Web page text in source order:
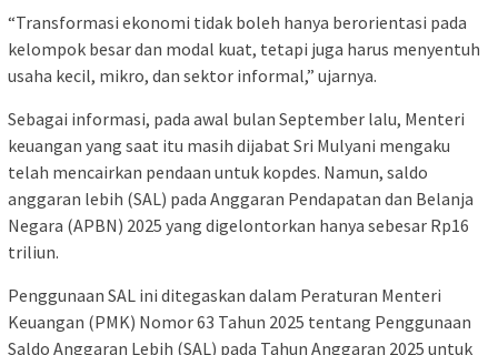
“Transformasi ekonomi tidak boleh hanya berorientasi pada
kelompok besar dan modal kuat, tetapi juga harus menyentuh
usaha kecil, mikro, dan sektor informal,” ujarnya.
Sebagai informasi, pada awal bulan September lalu, Menteri
keuangan yang saat itu masih dijabat Sri Mulyani mengaku
telah mencairkan pendaan untuk kopdes. Namun, saldo
anggaran lebih (SAL) pada Anggaran Pendapatan dan Belanja
Negara (APBN) 2025 yang digelontorkan hanya sebesar Rp16
triliun.
Penggunaan SAL ini ditegaskan dalam Peraturan Menteri
Keuangan (PMK) Nomor 63 Tahun 2025 tentang Penggunaan
Saldo Anggaran Lebih (SAL) pada Tahun Anggaran 2025 untuk